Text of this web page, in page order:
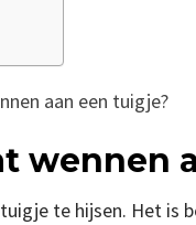
aan een tuigje?
wennen
te hijsen. Het is